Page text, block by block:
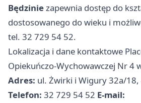
Będziniezapewnia dostęp do
dostosowanego do wieku i
tel. 32 729 54 52.
Lokalizacja i dane kontaktowe
Opiekuńczo‑Wychowawczej Nr 4
Adres: ul. Żwirki i Wigury 32a/18,
Telefon: 32 729 54 52 E-mail: